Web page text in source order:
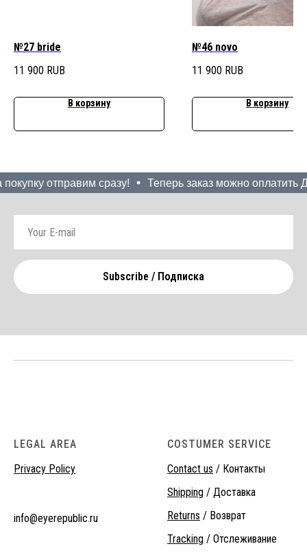
№27 bride
11 900 RUB
В корзину
№46 novo
11 900 RUB
В корзину
отправим сразу! Теперь заказ можно оплатить
Subscribe / Подписка
LEGAL AREA
Privacy Policy
info@eyerepublic.ru
COSTUMER SERVICE
Contact us / Контакты
Shipping / Доставка
Returns / Возврат
Tracking / Отслеживание